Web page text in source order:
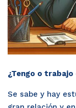
¿Tengo o
Se sabe y hay